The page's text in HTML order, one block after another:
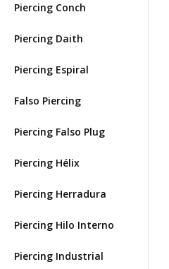
Piercing Conch
Piercing Daith
Piercing Espiral
Falso Piercing
Piercing Falso Plug
Piercing Hélix
Piercing Herradura
Piercing Hilo Interno
Piercing Industrial